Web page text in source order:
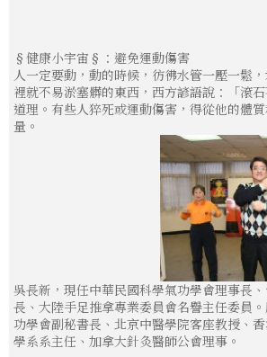
§健康小宇宙§：避免運動傷害
人一定要動，動的時候，彷彿水管一壓一鬆
裡就不易淤塞髒的東西，西方諺語說：「滾
道理。有些人猝死或運動傷害，得從他的體
量。
吳長新，現任中華民國科學氣功學會理事長
長、大陸手足推拿專業委員會名譽主任委員
功學會副秘書長、北京中醫學院客座教授、
學系系主任、加拿大針灸醫師公會理事。